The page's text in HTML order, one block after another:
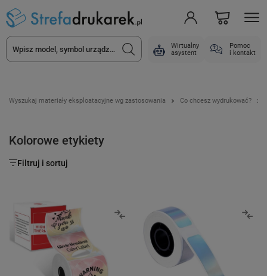
Wirtualny
asystent
Pomoc
i kontakt
Wyszukaj materiały eksploatacyjne wg zastosowania Co chcesz wydrukować?
Kolorowe etykiety
Filtruj i sortuj